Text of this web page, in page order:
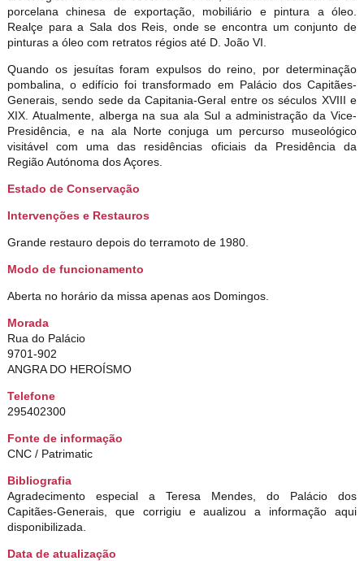
porcelana chinesa de exportação, mobiliário e pintura a óleo.
Realçe para a Sala dos Reis, onde se encontra um conjunto de
pinturas a óleo com retratos régios até D. João VI.
Quando os jesuítas foram expulsos do reino, por determinação
pombalina, o edifício foi transformado em Palácio dos Capitães-
Generais, sendo sede da Capitania-Geral entre os séculos XVIII e
XIX. Atualmente, alberga na sua ala Sul a administração da Vice-
Presidência, e na ala Norte conjuga um percurso museológico
visitável com uma das residências oficiais da Presidência da
Região Autónoma dos Açores.
Estado de Conservação
Intervenções e Restauros
Grande restauro depois do terramoto de 1980.
Modo de funcionamento
Aberta no horário da missa apenas aos Domingos.
Morada
Rua do Palácio
9701-902
ANGRA DO HEROÍSMO
Telefone
295402300
Fonte de informação
CNC / Patrimatic
Bibliografia
Agradecimento especial a Teresa Mendes, do Palácio dos
Capitães-Generais, que corrigiu e aualizou a informação aqui
disponibilizada.
Data de atualização